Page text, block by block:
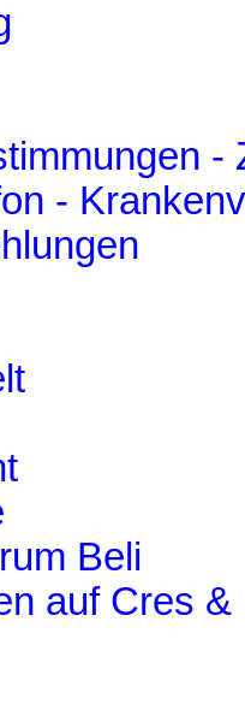
-
-
Beli
auf Cres &